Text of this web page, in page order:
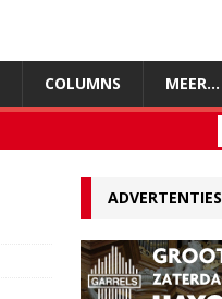
COLUMNS MEER…
ADVERTENTIES